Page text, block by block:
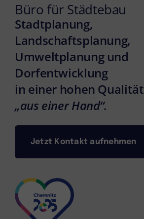
Büro für Städtebau
Stadtplanung,
Landschaftsplanung,
Umweltplanung und
Dorfentwicklung
in einer hohen Qualität
„aus einer Hand“.
Jetzt Kontakt aufnehmen